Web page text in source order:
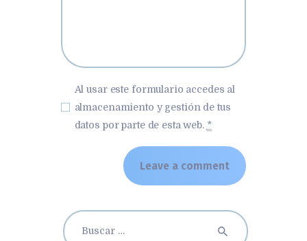
Al usar este formulario accedes al
almacenamiento y gestión de tus
datos por parte de esta web. *
Buscar: